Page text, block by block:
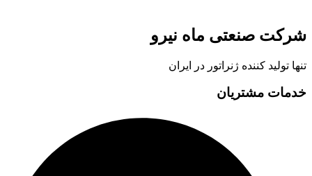
شرکت صنعتی ماه نیرو
تنها تولید کننده ژنراتور در ایران
خدمات مشتریان